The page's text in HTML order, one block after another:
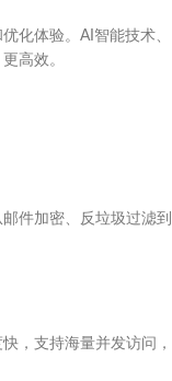
化体验。AI智能技术、
高效。
件加密、反垃圾过滤到
，支持海量并发访问，